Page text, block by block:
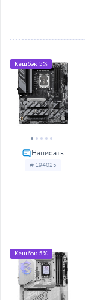
# 194025
Кешбэк 5%
Кешбэк 5%